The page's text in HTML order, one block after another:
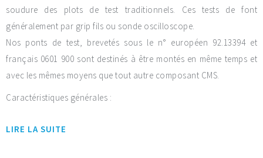
soudure des plots de test traditionnels. Ces tests de font
généralement par grip fils ou sonde oscilloscope.
Nos ponts de test, brevetés sous le n° européen 92.13394 et
français 0601 900 sont destinés à être montés en même temps et
avec les mêmes moyens que tout autre composant CMS.
Caractéristiques générales :
Version étamée et dorée (C12000B et C12000BG)
LIRE LA SUITE